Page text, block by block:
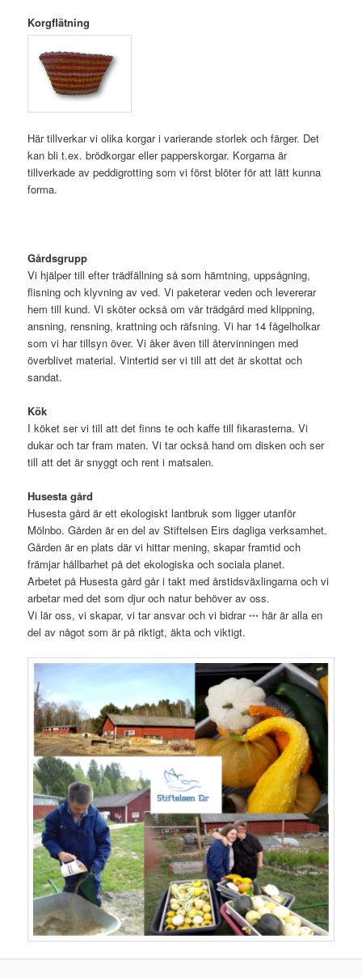
Korgflätning
Här tillverkar vi olika korgar i varierande storlek och färger. Det
kan bli t.ex. brödkorgar eller papperskorgar. Korgarna är
tillverkade av peddigrotting som vi först blöter för att lätt kunna
forma.
Gårdsgrupp
Vi hjälper till efter trädfällning så som hämtning, uppsågning,
flisning och klyvning av ved. Vi paketerar veden och levererar
hem till kund. Vi sköter också om vår trädgård med klippning,
ansning, rensning, krattning och räfsning. Vi har 14 fågelholkar
som vi har tillsyn över. Vi åker även till återvinningen med
överblivet material. Vintertid ser vi till att det är skottat och
sandat.
Kök
I köket ser vi till att det finns te och kaffe till fikarasterna. Vi
dukar och tar fram maten. Vi tar också hand om disken och ser
till att det är snyggt och rent i matsalen.
Husesta gård
Husesta gård är ett ekologiskt lantbruk som ligger utanför
Mölnbo. Gården är en del av Stiftelsen Eirs dagliga verksamhet.
Gården är en plats där vi hittar mening, skapar framtid och
främjar hållbarhet på det ekologiska och sociala planet.
Arbetet på Husesta gård går i takt med årstidsväxlingarna och vi
arbetar med det som djur och natur behöver av oss.
Vi lär oss, vi skapar, vi tar ansvar och vi bidrar*** här är alla en
del av något som är på riktigt, äkta och viktigt.